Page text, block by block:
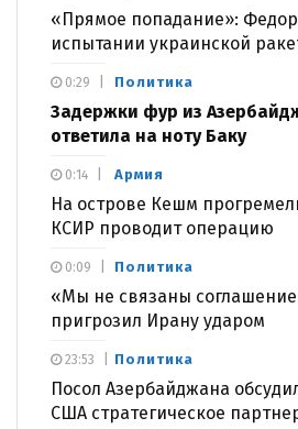
«Прямое попадание»:
испытании украинской
Политика
Задержки фур из
ответила на ноту Баку
0:29
Армия
На острове Кешм
КСИР проводит операцию
0:14
Политика
«Мы не связаны
пригрозил Ирану ударом
0:09
Политика
Посол Азербайджана
США стратегическое
23:53